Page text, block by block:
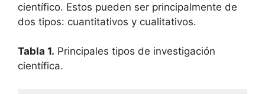
científico. Estos pueden ser principalmente de
dos tipos: cuantitativos y cualitativos.
Tabla 1. Principales tipos de investigación
científica.